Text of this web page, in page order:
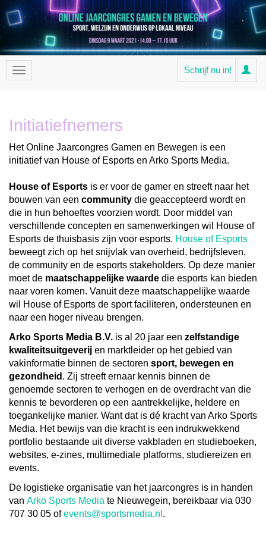
Schrijf nu in!
Initiatiefnemers
Het Online Jaarcongres Gamen en Bewegen is een
initiatief van House of Esports en Arko Sports Media.
House of Esports is er voor de gamer en streeft naar het
bouwen van een community die geaccepteerd wordt en
die in hun behoeftes voorzien wordt. Door middel van
verschillende concepten en samenwerkingen wil House of
Esports de thuisbasis zijn voor esports. House of Esports
beweegt zich op het snijvlak van overheid, bedrijfsleven,
de community en de esports stakeholders. Op deze manier
moet de maatschappelijke waarde die esports kan bieden
naar voren komen. Vanuit deze maatschappelijke waarde
wil House of Esports de sport faciliteren, ondersteunen en
naar een hoger niveau brengen.
Arko Sports Media B.V. is al 20 jaar een zelfstandige
kwaliteitsuitgeverij en marktleider op het gebied van
vakinformatie binnen de sectoren sport, bewegen en
gezondheid . Zij streeft ernaar kennis binnen de
genoemde sectoren te verhogen en de overdracht van die
kennis te bevorderen op een aantrekkelijke, heldere en
toegankelijke manier. Want dat is dé kracht van Arko Sports
Media. Het bewijs van die kracht is een indrukwekkend
portfolio bestaande uit diverse vakbladen en studieboeken,
websites, e-zines, multimediale platforms, studiereizen en
events.
De logistieke organisatie van het jaarcongres is in handen
van Arko Sports Media te Nieuwegein, bereikbaar via 030
707 30 05 ofevents@sportsmedia.nl .